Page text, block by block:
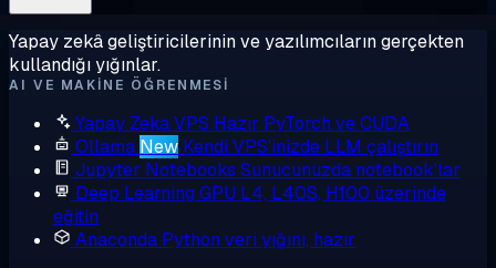
Yapay zekâ geliştiricilerinin ve yazılımcıların gerçekten
kullandığı yığınlar.
AI VE MAKINE ÖĞRENMESI
Yapay Zeka VPS Hazır PyTorch ve CUDA
Ollama New Kendi VPS'inizde LLM çalıştırın
Jupyter Notebooks Sunucunuzda notebook'lar
Deep Learning GPU L4, L40S, H100 üzerinde
eğitin
Anaconda Python veri yığını, hazır